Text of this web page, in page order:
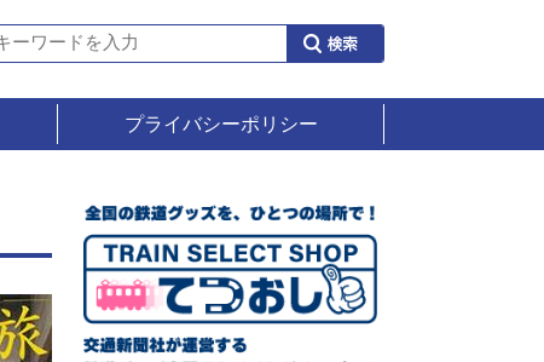
プライバシーポリシー